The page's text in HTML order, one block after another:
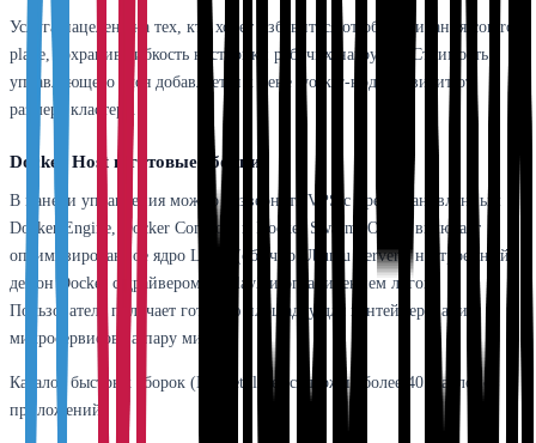
Услуга нацелена на тех, кто хочет избавиться от обслуживания control
plane, сохранив гибкость настройки рабочих нагрузок. Стоимость
управляющего слоя добавляется к цене worker-нод и зависит от
размера кластера.
Docker Host и готовые сборки
В панели управления можно развернуть VPS с предустановленным
Docker Engine, Docker Compose и Docker Swarm. Образ включает
оптимизированное ядро Linux (обычно Ubuntu Server), настроенный
демон Docker с драйвером overlay2 и ограничением логов.
Пользователь получает готовую площадку для контейнеризации
микросервисов за пару минут.
Каталог быстрых сборок (Marketplace) содержит более 40 шаблонов
приложений: